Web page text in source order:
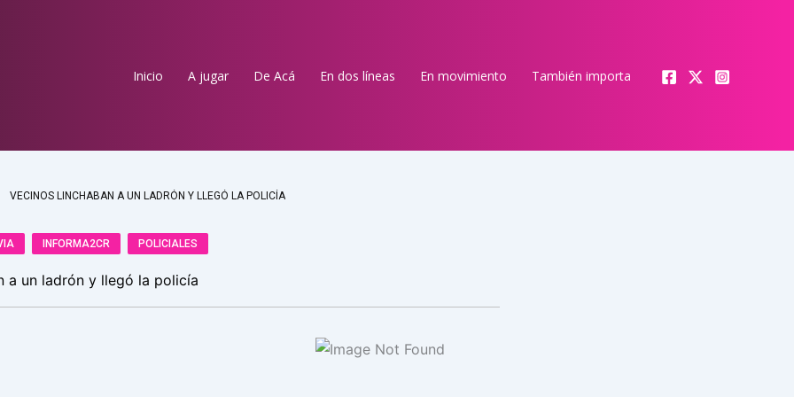
Inicio A jugar De Acá En dos líneas En movimiento También importa
VECINOS LINCHABAN A UN LADRÓN Y LLEGÓ LA POLICÍA
INFORMA2CR POLICIALES
a un ladrón y llegó la policía